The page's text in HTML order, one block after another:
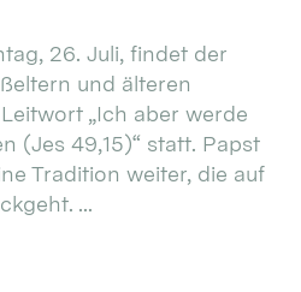
26. Juli, findet der
und älteren
„Ich aber werde
(Jes 49,15)“ statt. Papst
Tradition weiter, die auf
...